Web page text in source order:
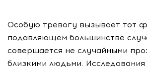
Особую тревогу вызывает тот
подавляющем большинстве
совершается не случайными
близкими людьми.